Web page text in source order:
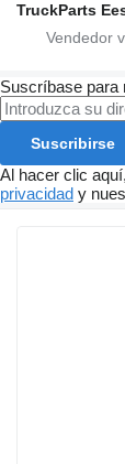
TruckParts
Suscríbase para
Suscribirse
Al hacer clic
privacidad y